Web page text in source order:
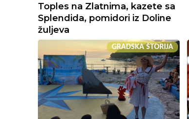
Toples na Zlatnima, kazete sa
Splendida, pomidori iz Doline
žuljeva
GRADSKA ŠTORIJA